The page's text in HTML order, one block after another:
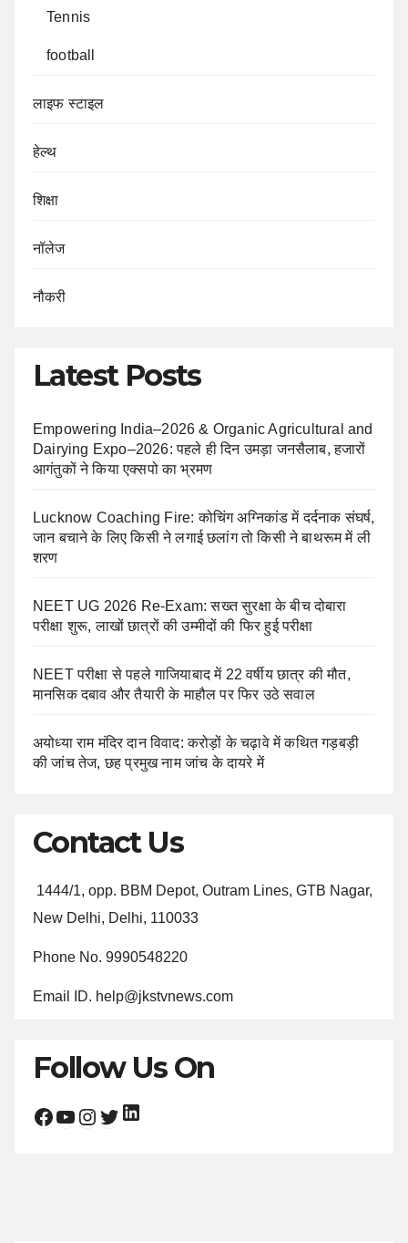
Tennis
football
लाइफ स्टाइल
हेल्थ
शिक्षा
नॉलेज
नौकरी
Latest Posts
Empowering India–2026 & Organic Agricultural and
Dairying Expo–2026: पहले ही दिन उमड़ा जनसैलाब, हजारों
आगंतुकों ने किया एक्सपो का भ्रमण
Lucknow Coaching Fire: कोचिंग अग्निकांड में दर्दनाक संघर्ष,
जान बचाने के लिए किसी ने लगाई छलांग तो किसी ने बाथरूम में ली
शरण
NEET UG 2026 Re-Exam: सख्त सुरक्षा के बीच दोबारा
परीक्षा शुरू, लाखों छात्रों की उम्मीदों की फिर हुई परीक्षा
NEET परीक्षा से पहले गाजियाबाद में 22 वर्षीय छात्र की मौत,
मानसिक दबाव और तैयारी के माहौल पर फिर उठे सवाल
अयोध्या राम मंदिर दान विवाद: करोड़ों के चढ़ावे में कथित गड़बड़ी
की जांच तेज, छह प्रमुख नाम जांच के दायरे में
Contact Us
1444/1, opp. BBM Depot, Outram Lines, GTB Nagar,
New Delhi, Delhi, 110033
Phone No. 9990548220
Email ID. help@jkstvnews.com
Follow Us On
Facebook YouTube Instagram Twitter LinkedIn